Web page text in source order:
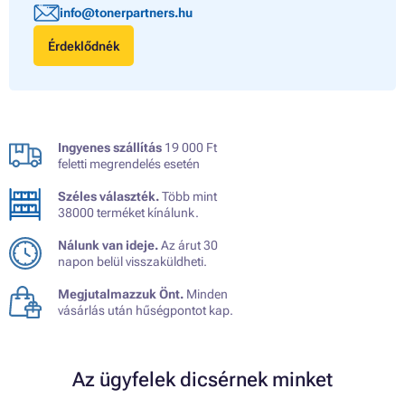
info@tonerpartners.hu
Érdeklődnék
Ingyenes szállítás 19 000 Ft
feletti megrendelés esetén
Széles választék.Több mint
38000 terméket kínálunk.
Nálunk van ideje.Az árut 30
napon belül visszaküldheti.
Megjutalmazzuk Önt. Minden
vásárlás után hűségpontot kap.
Az ügyfelek dicsérnek minket